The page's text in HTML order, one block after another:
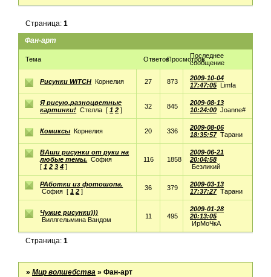
Фан-арт
Страница:1
Тема ОтветовПросмотровПоследнее
сообщение
Рисунки WITCH Корнелия 27 873
2009-10-04
17:47:05 Limfa
Я рисую,разноцветные
картинки! Стелла [ 1 2 ] 32 845
2009-08-13
10:24:00 Joanne#
Комиксы Корнелия 20 336
2009-08-06
18:35:57 Тарани
ВАши рисунки от руки на
любые темы.
София
[ 1 2 3 4 ]
116 1858
2009-06-21
20:04:58
Безликий
РАботки из фотошопа.
София [ 1 2 ] 36 379
2009-03-13
17:37:27 Тарани
Чужие рисунки)))
Виллгельмина Вандом
11 495
2009-01-28
20:13:05
ИрМоЧкА
Страница:1
»Мир волшебства »Фан-арт